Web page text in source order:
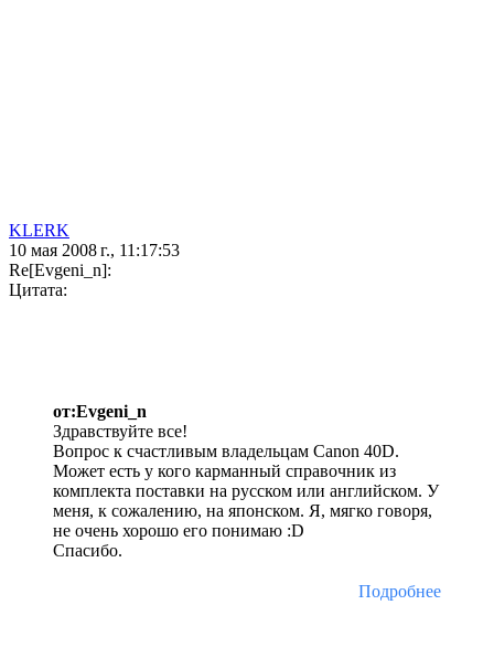
KLERK
10 мая 2008 г., 11:17:53
Re[Evgeni_n]:
Цитата:
от:Evgeni_n
Здравствуйте все!
Вопрос к счастливым владельцам Canon 40D.
Может есть у кого карманный справочник из
комплекта поставки на русском или английском. У
меня, к сожалению, на японском. Я, мягко говоря,
не очень хорошо его понимаю :D
Спасибо.
Подробнее